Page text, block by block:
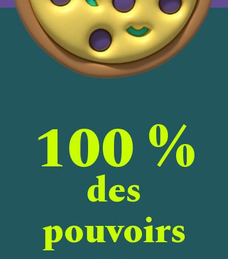
100 %
des
pouvoirs